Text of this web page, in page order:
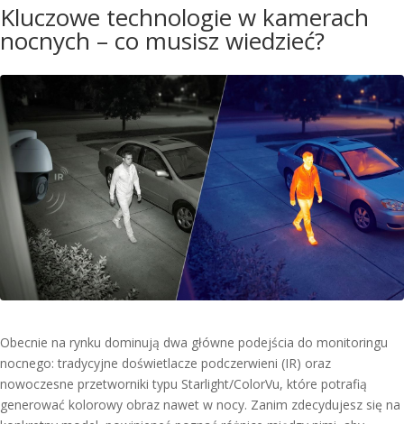
Kluczowe technologie w kamerach
nocnych – co musisz wiedzieć?
Obecnie na rynku dominują dwa główne podejścia do monitoringu
nocnego: tradycyjne doświetlacze podczerwieni (IR) oraz
nowoczesne przetworniki typu Starlight/ColorVu, które potrafią
generować kolorowy obraz nawet w nocy. Zanim zdecydujesz się na